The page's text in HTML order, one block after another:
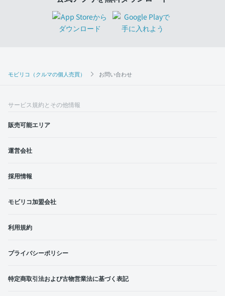
モビリコ（クルマの個人売買） お問い合わせ
サービス規約とその他情報
販売可能エリア
運営会社
採用情報
モビリコ加盟会社
利用規約
プライバシーポリシー
特定商取引法および古物営業法に基づく表記